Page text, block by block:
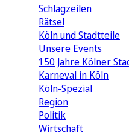
Schlagzeilen
Rätsel
Köln und Stadtteile
Unsere Events
150 Jahre Kölner
Karneval in Köln
Köln-Spezial
Region
Politik
Wirtschaft